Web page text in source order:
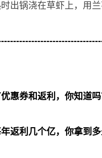
出锅浇在草虾上，用兰
惠券和返利，你知道吗
返利几个亿，你拿到多